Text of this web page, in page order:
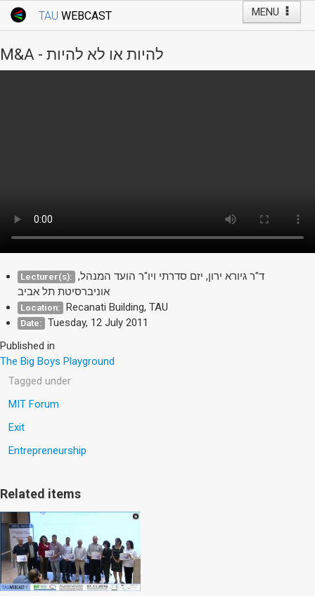
MENU
TAU WEBCAST
Webcast: Courses
Tel Aviv University
M&A - להיות או לא להיות
Lecturer(s): ד"ר גיורא ירון, יזם סדרתי ויו"ר הועד המנהל,
אוניברסיטת תל אביב
Location: Recanati Building, TAU
Date: Tuesday, 12 July 2011
Published in
The Big Boys Playground
Tagged under
MIT Forum
Exit
Entrepreneurship
Related items